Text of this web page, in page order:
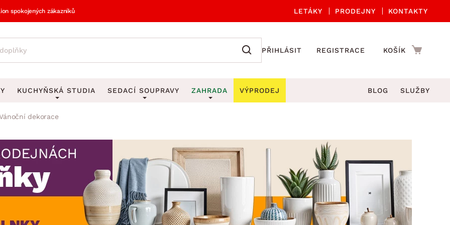
spokojených zákazníků LETÁKY PRODEJNY KONTAKTY
PŘIHLÁSIT REGISTRACE KOŠÍK
DEKORACE
Obrazy
Zrcadla
Zobrazit vše
Věšáky na klíče
Stojany na deštníky
Stojany na noviny
Stojany na oblečení
Zobrazit vše
Kuchyňské příslušenství
Kuchyňské doplňky
Koupelnové doplňky
Zahradní doplňky
Zobrazit vše
KUCHYŇSKÁ STUDIA SEDACÍ SOUPRAVY
Rohové sedací soupravy
Sedací soupravy 3-2-1
Sedací soupravy na míru
ZAHRADA
Zahradní židle a křesla
Zahradní lavice
Zahradní stoly
Zahradní houpačky
Zahradní lehátka
VÝPRODEJ BLOG SLUŽBY
dekorace